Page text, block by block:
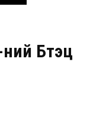
Бүтэц